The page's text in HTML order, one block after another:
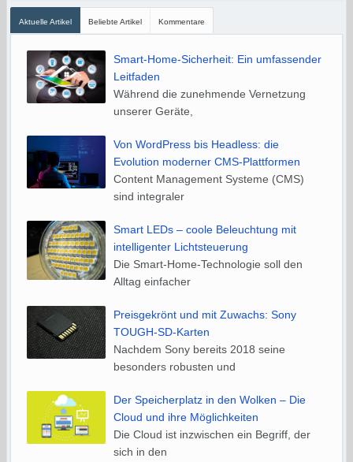
Aktuelle Artikel Beliebte Artikel Kommentare
Smart-Home-Sicherheit: Ein umfassender
Leitfaden
Während die zunehmende Vernetzung
unserer Geräte,
Von WordPress bis Headless: die
Evolution moderner CMS-Plattformen
Content Management Systeme (CMS)
sind integraler
Smart LEDs – coole Beleuchtung mit
intelligenter Lichtsteuerung
Die Smart-Home-Technologie soll den
Alltag einfacher
Preisgekrönt und mit Zuwachs: Sony
TOUGH-SD-Karten
Nachdem Sony bereits 2018 seine
besonders robusten und
Der Speicherplatz in den Wolken – Die
Cloud und ihre Möglichkeiten
Die Cloud ist inzwischen ein Begriff, der
sich in den